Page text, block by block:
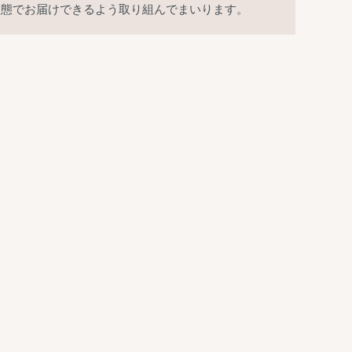
でお届けできるよう取り組んでまいります。